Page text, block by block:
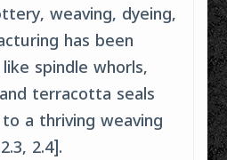
weaving, dyeing,
has been
spindle whorls,
terracotta seals
a thriving weaving
2.4].